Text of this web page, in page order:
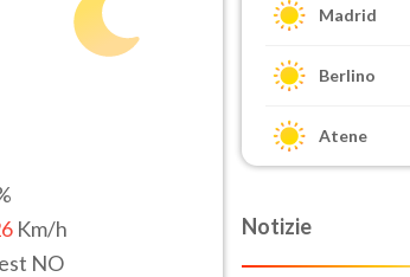
Km/h
NO
Madrid
Berlino
Atene
Notizie